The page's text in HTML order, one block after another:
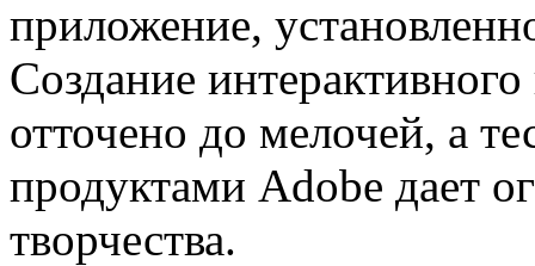
приложение,
Создание
отточено до мелочей, а
продуктами Adobe дает
творчества.